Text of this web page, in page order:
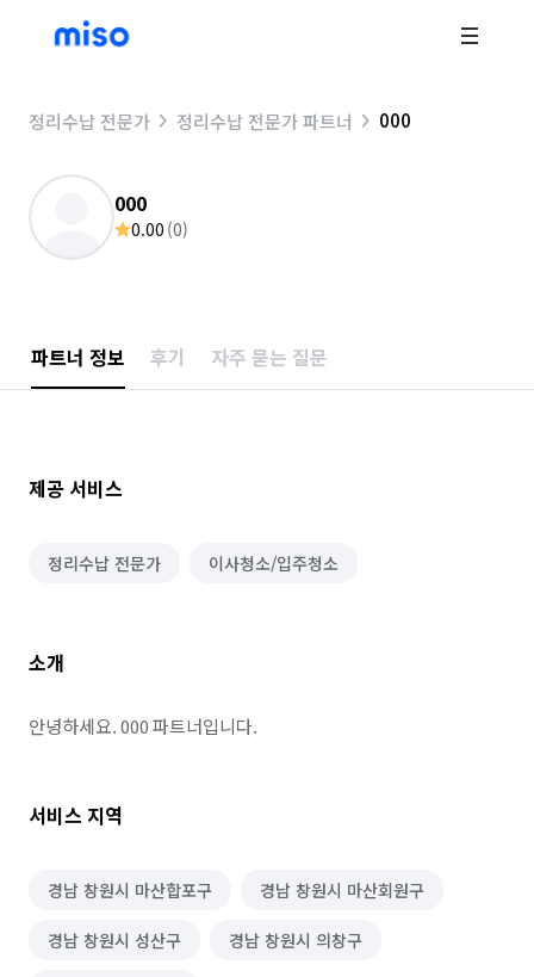
정리수납 전문가 정리수납 전문가 파트너 000
000
0.00 (0)
파트너 정보 후기 자주 묻는 질문
제공 서비스
정리수납 전문가 이사청소/입주청소
소개
안녕하세요. 000 파트너입니다.
서비스 지역
경남 창원시 마산합포구 경남 창원시 마산회원구
경남 창원시 성산구 경남 창원시 의창구